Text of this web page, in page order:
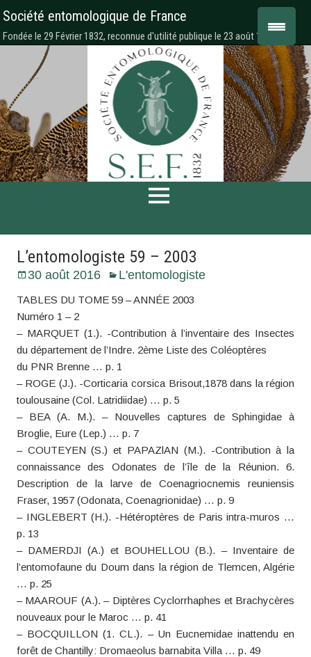
Société entomologique de France
Fondée le 29 Février 1832, reconnue d'utilité publique le 23 août 1878
L’entomologiste 59 – 2003
30 août 2016 L'entomologiste
TABLES DU TOME 59 – ANNÉE 2003
Numéro 1 – 2
– MARQUET (1.). -Contribution à l’inventaire des Insectes
du département de l’Indre. 2ème Liste des Coléoptères
du PNR Brenne … p. 1
– ROGE (J.). -Corticaria corsica Brisout,1878 dans la région
toulousaine (Col. Latridiidae) … p. 5
– BEA (A. M.). – Nouvelles captures de Sphingidae à
Broglie, Eure (Lep.) … p. 7
– COUTEYEN (S.) et PAPAZlAN (M.). -Contribution à la
connaissance des Odonates de l’île de la Réunion. 6.
Description de la larve de Coenagriocnemis reuniensis
Fraser, 1957 (Odonata, Coenagrionidae) … p. 9
– INGLEBERT (H.). -Hétéroptères de Paris intra-muros …
p. 13
– DAMERDJI (A.) et BOUHELLOU (B.). – Inventaire de
l’entomofaune du Doum dans la région de Tlemcen, Algérie
… p. 25
– MAAROUF (A.). – Diptères Cyclorrhaphes et Brachycères
nouveaux pour le Maroc … p. 41
– BOCQUILLON (1. CL.). – Un Eucnemidae inattendu en
forêt de Chantilly: Dromaeolus barnabita Villa … p. 49